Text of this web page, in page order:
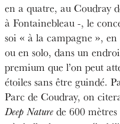
en a quatre, au Coudray
à Fontainebleau -, le
soi « à la campagne »,
ou en solo, dans un
premium que l’on peut
étoiles sans être guindé.
Parc de Coudray, on
Deep Nature de 600